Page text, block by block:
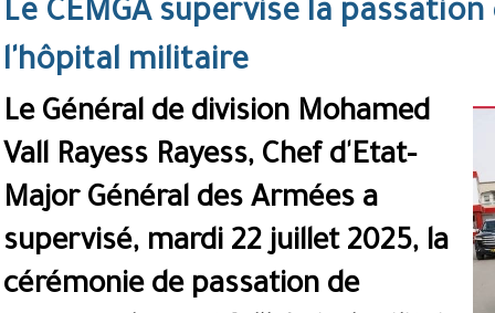
Le CEMGA supervise la
l'hôpital militaire
Le Général de division Mohamed
Vall Rayess Rayess, Chef d'Etat-
Major Général des Armées a
supervisé, mardi 22 juillet 2025, la
cérémonie de passation de